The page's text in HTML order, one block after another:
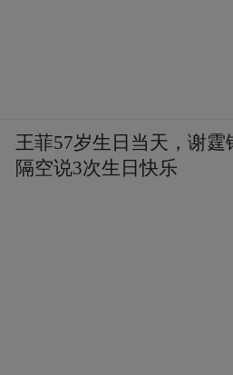
王菲57岁生日当天，谢霆
隔空说3次生日快乐